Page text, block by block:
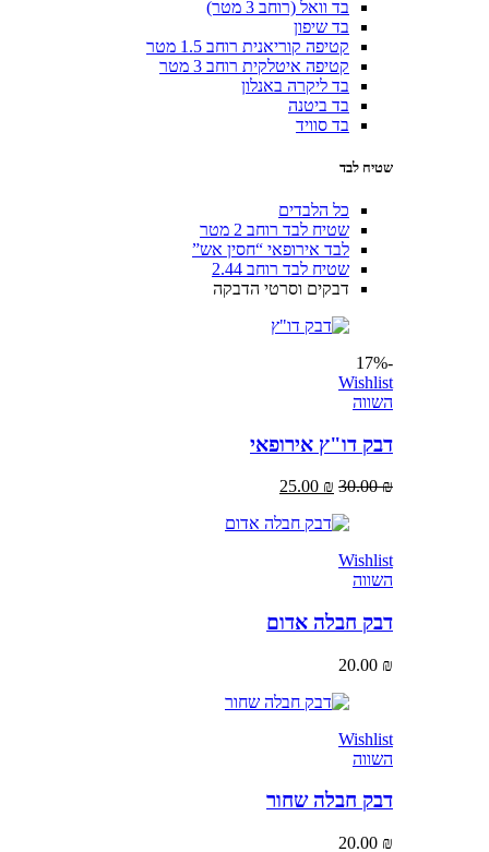
בד וואל (רוחב 3 מטר)
בד שיפון
קטיפה קוריאנית רוחב 1.5 מטר
קטיפה איטלקית רוחב 3 מטר
בד ליקרה באנלון
בד ביטנה
בד סוויד
שטיח לבד
כל הלבדים
שטיח לבד רוחב 2 מטר
לבד אירופאי “חסין אש”
שטיח לבד רוחב 2.44
דבקים וסרטי הדבקה
Wishlist
דבק דו"ץ אירופאי
30.00
25.00₪
Wishlist
דבק חבלה אדום
20.00
Wishlist
דבק חבלה שחור
20.00